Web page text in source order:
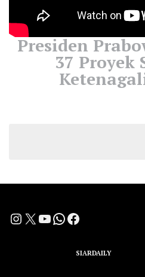
Presiden
37 Proyek
Instagram
X YouTube
WhatsApp
Facebook
SIARDAILY